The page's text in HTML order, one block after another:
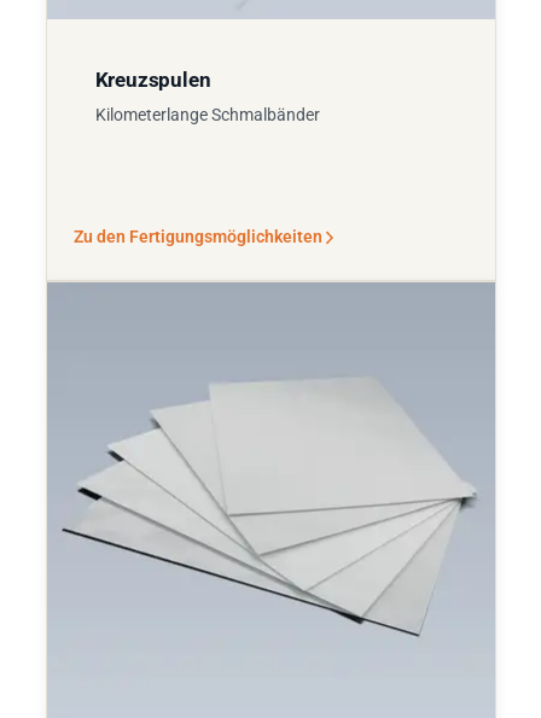
Kreuzspulen
Kilometerlange Schmalbänder
Zu den Fertigungsmöglichkeiten